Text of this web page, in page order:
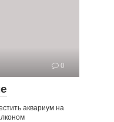
0
аквариум на